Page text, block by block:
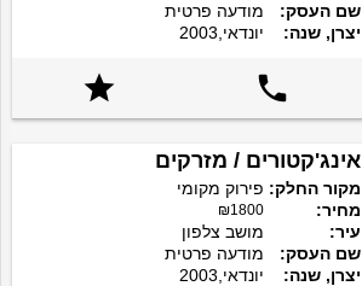
שם העסק:
מודעה פרטית
יצרן, שנה:
יונדאי,2003


אינג'קטורים / מזרקים
מקור החלק: פירוק מקומי
מחיר:
₪1800
עיר:
מושב צלפון
שם העסק:
מודעה פרטית
יצרן, שנה:
יונדאי,2003